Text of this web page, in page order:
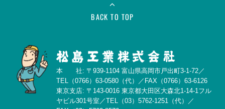
BACK TO TOP
本 社: 〒939-1104 富山県高岡市戸出町3-1-72／
TEL（0766）63-0580（代）／FAX（0766）63-6126
東京支店: 〒143-0016 東京都大田区大森北1-14-1フル
ヤビル301号室／TEL（03）5762-1251（代）／